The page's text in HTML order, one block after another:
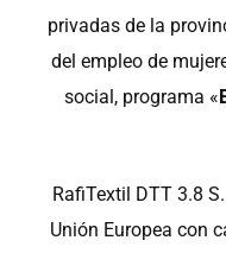
privadas de la
del empleo de
social, programa «
RafiTextil DTT 3.8
Unión Europea con